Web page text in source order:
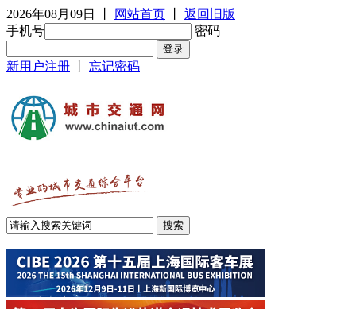
2026年08月09日 网站首页
返回旧版
手机号
密码
新用户注册 忘记密码